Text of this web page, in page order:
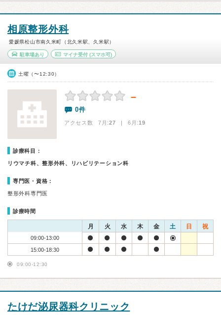
相原整形外科
愛媛県松山市南久米町（北久米駅、久米駅）
駐車場あり マイナ受付(スマホ可)
土曜（〜12:30）
－
0件
アクセス数 7月:27 | 6月:19
診療科目：
リウマチ科、整形外科、リハビリテーション科
専門医・資格：
整形外科専門医
診療時間
月 火 水 木 金 土 日 祝
09:00-13:00
15:00-18:30
09:00-12:30
たけだ泌尿器科クリニック